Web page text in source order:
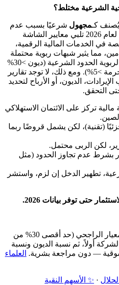
مجهول شرعيًا بسبب عدم
توفر بيانات مالية حديثة ودقيقة لعام 2026 تلبي معايير الشاشة
في الخدمات المالية الرقمية،
مما يثير شبهات ربوية محتملة
إذا تجاوزت الديون أو الإيرادات الربوية الحدود الشرعية (ديون >30%
من القيمة السوقية، إيرادات محرمة >5%). ومع ذلك، لا توجد تقارير
الديون، أو الأرباح لتحديد
التحقق.
تركز على الائتمان الاستهلاكي
(تقنية)، لكن يشمل قروضًا ربما
لكن الربى محتمل.
بشرط عدم تجاوز الحدود (مثل
تطهير الدخل إن لزم، واستشر
حتى توفر بيانات 2026.
نحدّد الحكم الشرعي آلياً وفق معيار الراجحي (حد أقصى 30% من
أولاً، ثم نسبة الديون ونسبة
— دون مراجعة بشرية. العلماء
· ✨ الأسهم النقية